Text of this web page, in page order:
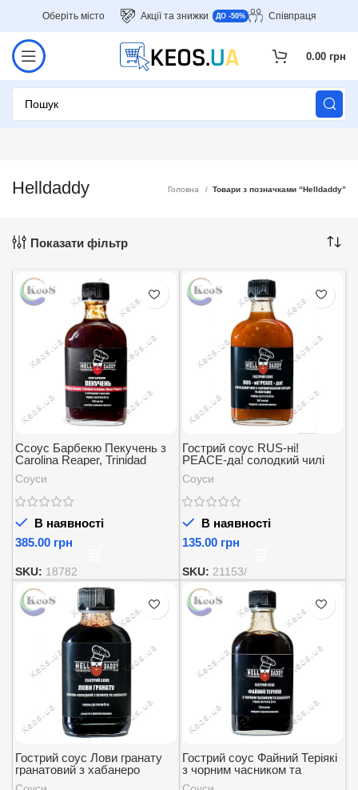
Оберіть місто Акції та знижки ДО -50% Співпраця
0.00 грн
Helldaddy Головна Товари з позначками “Helldaddy”
Показати фільтр
Cсоус Барбекю Пекучень з
Carolina Reaper, Trinidad
Scorpion, Ghost Pepper,
Habanero та копченими
томатами Helldaddy 200 мл
Соуси
В наявності
грн
SKU: 18782
Гострий соус RUS-ні!
PEACE-да! солодкий чилі
Helldaddy 100 мл
Соуси
В наявності
грн
SKU: 21153/
Гострий соус Лови гранату
гранатовий з хабанеро
кисло-солодкий Helldaddy
Гострий соус Файний Теріякі
з чорним часником та
хабанеро кисло-солодкий